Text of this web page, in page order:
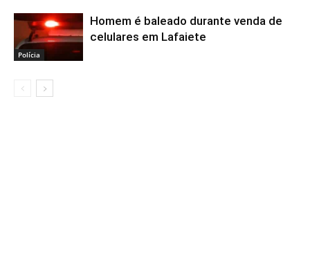
Polícia
Homem é baleado durante venda de
celulares em Lafaiete